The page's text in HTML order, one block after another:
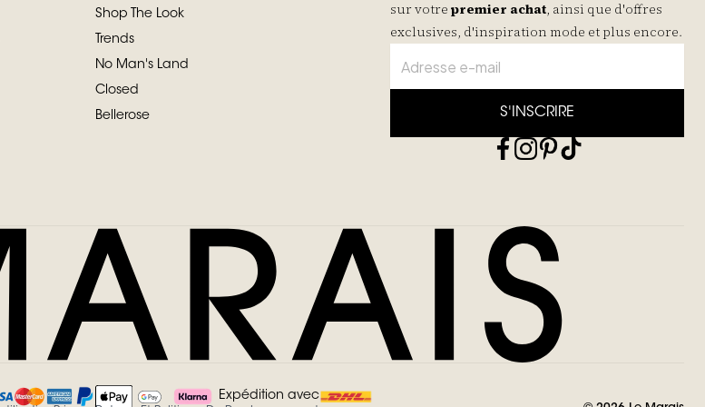
Shop The Look
Trends
No Man's Land
Closed
Bellerose
sur votre premier achat, ainsi que d'offres
exclusives, d'inspiration mode et plus encore.
S'INSCRIRE
Expédition avec